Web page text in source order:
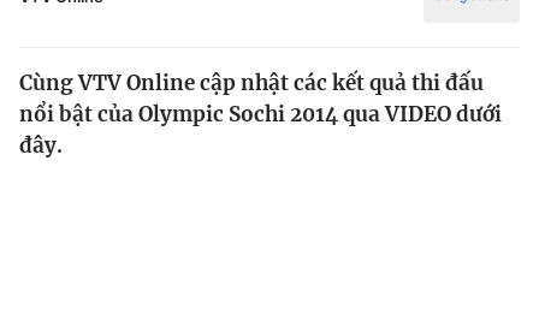
Chân dung
Cùng VTV Online cập nhật các kết quả thi đấu
nổi bật của Olympic Sochi 2014 qua VIDEO dưới
đây.